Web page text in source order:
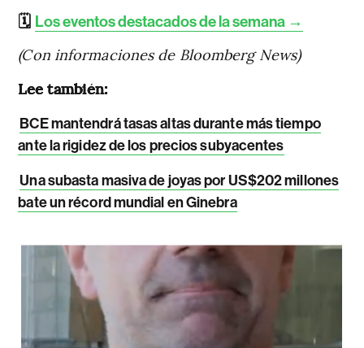
🗓️ Los eventos destacados de la semana →
(Con informaciones de Bloomberg News)
Lee también:
BCE mantendrá tasas altas durante más tiempo
ante la rigidez de los precios subyacentes
Una subasta masiva de joyas por US$202 millones
bate un récord mundial en Ginebra